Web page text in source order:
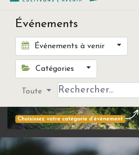
Événements
Événements à venir
Catégories
Toute